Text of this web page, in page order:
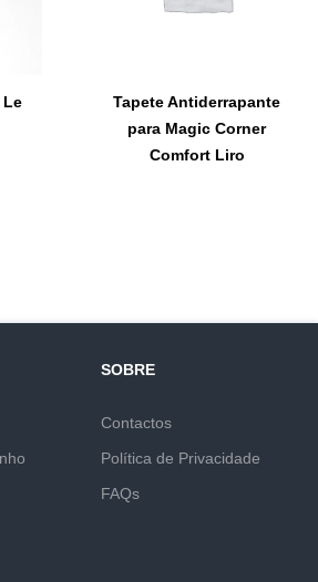
Le
Tapete Antiderrapante
para Magic Corner
Comfort Liro
SOBRE
Contactos
Política de Privacidade
FAQs